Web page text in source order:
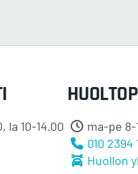
la 10-14.00
ma-pe 8-
010 2394
Huollon